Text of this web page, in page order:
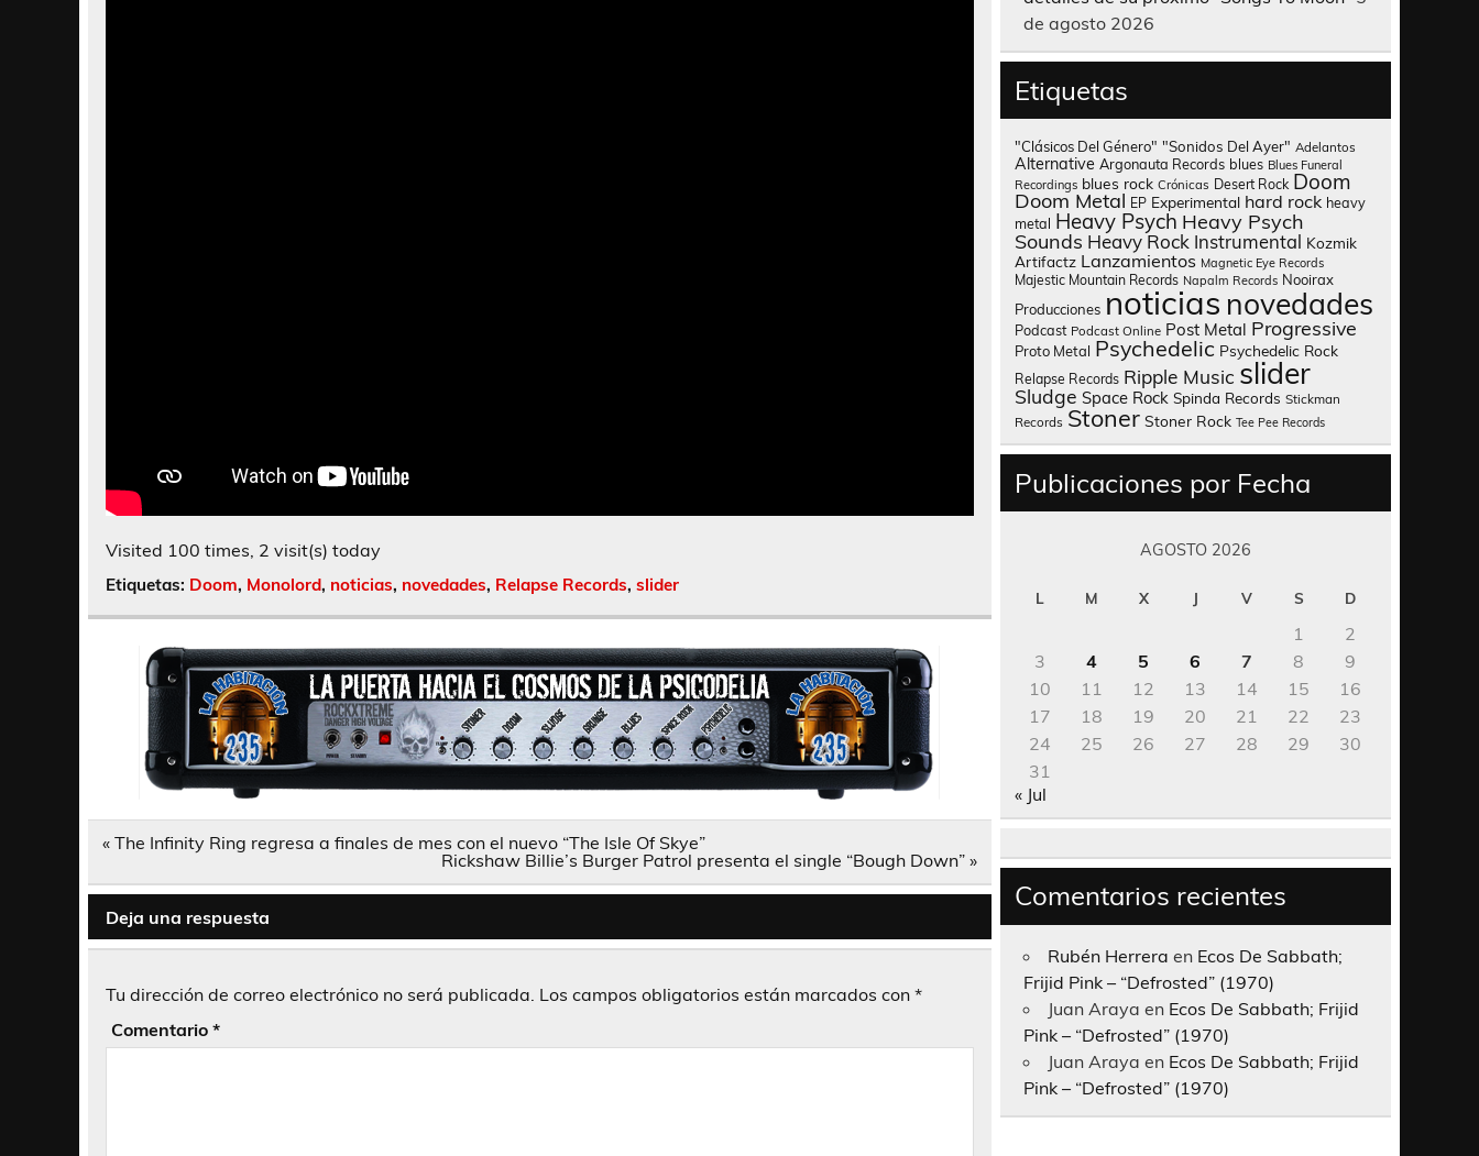
Visited 100 times, 2 visit(s) today
Etiquetas: Doom, Monolord, noticias, novedades, Relapse Records, slider
Navegación
« The Infinity Ring regresa a finales de mes con el nuevo “The Isle Of Skye”
Rickshaw Billie’s Burger Patrol presenta el single “Bough Down” »
Deja una respuesta
Tu dirección de correo electrónico no será publicada. Los campos obligatorios están marcados con *
Comentario *
de agosto 2026
Etiquetas
"Clásicos Del Género" "Sonidos Del Ayer" Adelantos
Alternative Argonauta Records blues Blues Funeral
Recordings blues rock Crónicas Desert Rock Doom
Doom Metal EP Experimental hard rock heavy
metal Heavy Psych Heavy Psych
Sounds Heavy Rock Instrumental Kozmik
Artifactz Lanzamientos Magnetic Eye Records
Majestic Mountain Records Napalm Records Nooirax
Producciones noticias novedades
Podcast Podcast Online Post Metal Progressive
Proto Metal Psychedelic Psychedelic Rock
Relapse Records Ripple Music slider
Sludge Space Rock Spinda Records Stickman
Records Stoner Stoner Rock Tee Pee Records
Publicaciones por Fecha
AGOSTO 2026
L M X J V S D
1
2
3
4 5 6 7 8
9
10
11 12 13 14 15
16
17
18 19 20 21 22
23
24
25 26 27 28 29
30
31
« Jul
Comentarios recientes
Rubén Herrera en Ecos De Sabbath;
Frijid Pink – “Defrosted” (1970)
Juan Araya en Ecos De Sabbath; Frijid
Pink – “Defrosted” (1970)
Juan Araya en Ecos De Sabbath; Frijid
Pink – “Defrosted” (1970)